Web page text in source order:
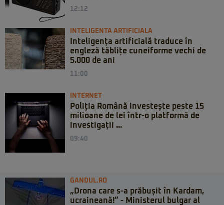
12:12
INTELIGENTA ARTIFICIALA
Inteligența artificială traduce în
engleză tăblițe cuneiforme vechi de
5.000 de ani
11:00
INTERNET
Poliția Română investește peste 15
milioane de lei într-o platformă de
investigații ...
09:40
GANDUL.RO
„Drona care s-a prăbușit în Kardam,
ucraineană!” - Ministerul bulgar al